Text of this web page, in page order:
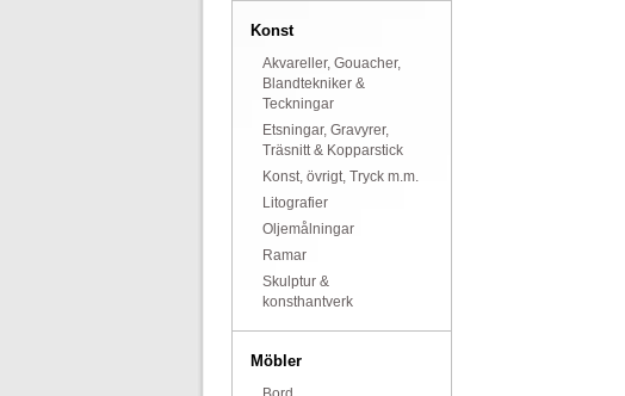
Konst
Akvareller, Gouacher,
Blandtekniker &
Teckningar
Etsningar, Gravyrer,
Träsnitt & Kopparstick
Konst, övrigt, Tryck m.m.
Litografier
Oljemålningar
Ramar
Skulptur &
konsthantverk
Möbler